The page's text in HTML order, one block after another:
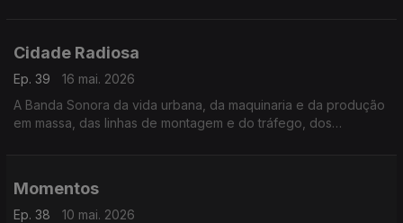
Cidade Radiosa
Ep. 39
16 mai. 2026
A Banda Sonora da vida urbana, da maquinaria e da produção
em massa, das linhas de montagem e do tráfego, dos
Momentos
Ep. 38
10 mai. 2026